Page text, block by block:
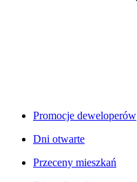
Promocje deweloperów
Dni otwarte
Przeceny mieszkań